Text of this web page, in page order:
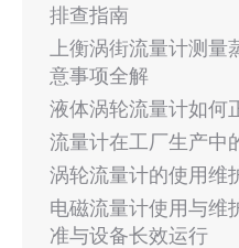
排查指南
上衡涡街流量计测
意事项全解
液体涡轮流量计如何
流量计在工厂生产中
涡轮流量计的使用维
电磁流量计使用与维
准与设备长效运行